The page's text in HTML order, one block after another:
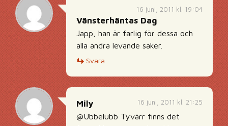
16 juni, 2011 kl. 19:04
Vänsterhäntas Dag
Japp, han är farlig för dessa och
alla andra levande saker.
Svara
16 juni, 2011 kl. 21:25
Mily
@Ubbelubb Tyvärr finns det